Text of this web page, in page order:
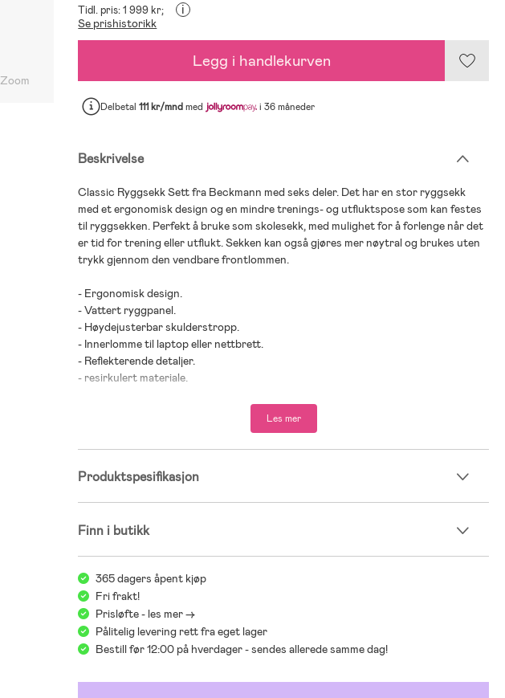
Zoom
Tidl. pris: 1 999 kr;
i
Se prishistorikk
Legg i handlekurven
Delbetal111 kr/mnd med i 36 måneder
Beskrivelse
Classic Ryggsekk Sett fra Beckmann med seks deler. Det har en stor ryggsekk
med et ergonomisk design og en mindre trenings- og utfluktspose som kan festes
til ryggsekken. Perfekt å bruke som skolesekk, med mulighet for å forlenge når det
er tid for trening eller utflukt. Sekken kan også gjøres mer nøytral og brukes uten
trykk gjennom den vendbare frontlommen.
- Ergonomisk design.
- Vattert ryggpanel.
- Høydejusterbar skulderstropp.
- Innerlomme til laptop eller nettbrett.
- Reflekterende detaljer.
- resirkulert materiale.
- Luftpute i ryggen for dynamisk støtte.
- Vannavstøtende.
- Inneholder: 1 skolesekk, 1 gym- og utfluktspose, 1 ovalt pennal, 1 foldbart pennal
- 100 % resirkulert PET-flaske.
Les mer
Produktspesifikasjon
Finn i butikk
365 dagers åpent kjøp
Fri frakt!
Prisløfte - les mer ->
Pålitelig levering rett fra eget lager
Bestill før 12:00 på hverdager - sendes allerede samme dag!